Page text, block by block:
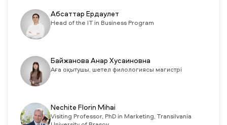
Абсаттар Ердаулет
Head of the IT in Business Program
Байжанова Анар Хусаиновна
Аға оқытушы, шетел филологиясы магистрі
Nechite Florin Mihai
Visiting Professor, PhD in Marketing, Transilvania